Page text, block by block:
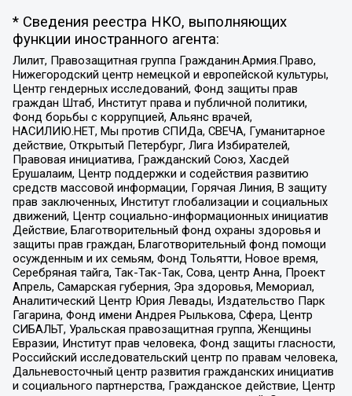
* Сведения реестра НКО, выполняющих
функции иностранного агента:
Лилит, Правозащитная группа Гражданин.Армия.Право,
Нижегородский центр немецкой и европейской культуры,
Центр гендерных исследований, Фонд защиты прав
граждан Штаб, Институт права и публичной политики,
Фонд борьбы с коррупцией, Альянс врачей,
НАСИЛИЮ.НЕТ, Мы против СПИДа, СВЕЧА, Гуманитарное
действие, Открытый Петербург, Лига Избирателей,
Правовая инициатива, Гражданский Союз, Хасдей
Ерушалаим, Центр поддержки и содействия развитию
средств массовой информации, Горячая Линия, В защиту
прав заключенных, Институт глобализации и социальных
движений, Центр социально-информационных инициатив
Действие, Благотворительный фонд охраны здоровья и
защиты прав граждан, Благотворительный фонд помощи
осужденным и их семьям, Фонд Тольятти, Новое время,
Серебряная тайга, Так-Так-Так, Сова, центр Анна, Проект
Апрель, Самарская губерния, Эра здоровья, Мемориал,
Аналитический Центр Юрия Левады, Издательство Парк
Гагарина, Фонд имени Андрея Рылькова, Сфера, Центр
СИБАЛЬТ, Уральская правозащитная группа, Женщины
Евразии, Институт прав человека, Фонд защиты гласности,
Российский исследовательский центр по правам человека,
Дальневосточный центр развития гражданских инициатив
и социального партнерства, Гражданское действие, Центр